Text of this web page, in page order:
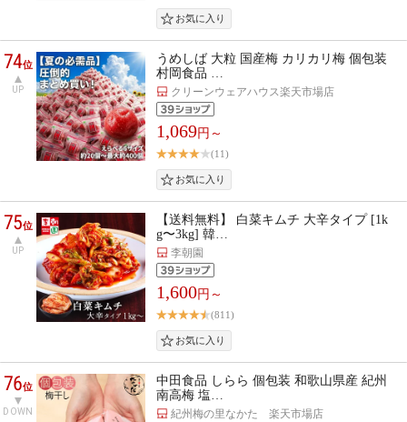
74位
UP
うめしば 大粒 国産梅 カリカリ梅 個包装
村岡食品 …
クリーンウェアハウス楽天市場店
1,069円～
(11)
75位
UP
【送料無料】 白菜キムチ 大辛タイプ [1k
g〜3kg] 韓…
李朝園
1,600円～
(811)
76位
DOWN
中田食品 しらら 個包装 和歌山県産 紀州
南高梅 塩…
紀州梅の里なかた 楽天市場店